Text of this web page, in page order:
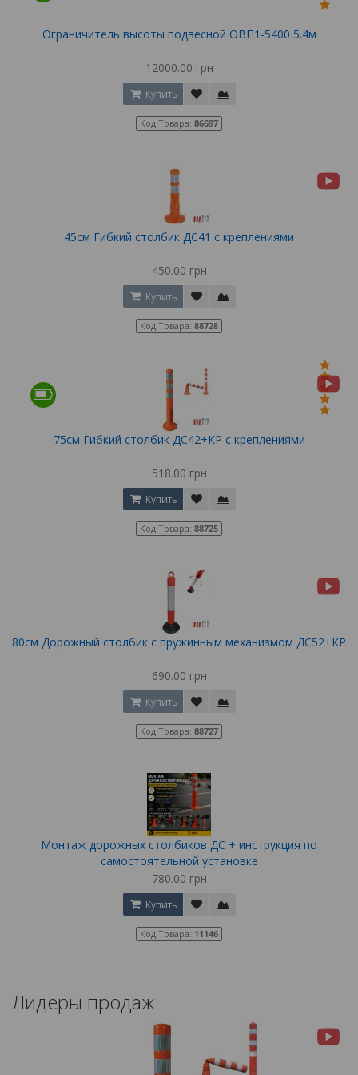
Ограничитель высоты подвесной ОВП1-5400 5.4м
12000.00 грн
Купить
Код Товара: 86697
45см Гибкий столбик ДС41 с креплениями
450.00 грн
Купить
Код Товара: 88728
75см Гибкий столбик ДС42+КР с креплениями
518.00 грн
Купить
Код Товара: 88725
80см Дорожный столбик с пружинным механизмом ДС52+КР
690.00 грн
Купить
Код Товара: 88727
Монтаж дорожных столбиков ДС + инструкция по
самостоятельной установке
780.00 грн
Купить
Код Товара: 11146
Лидеры продаж